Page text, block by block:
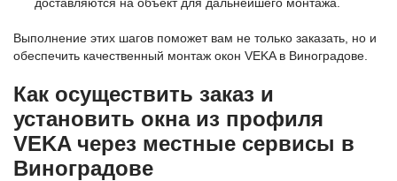
Выполнение этих шагов поможет вам не только заказать, но и
обеспечить качественный монтаж окон VEKA в Виноградове.
Как осуществить заказ и
установить окна из профиля
VEKA через местные сервисы в
Виноградове